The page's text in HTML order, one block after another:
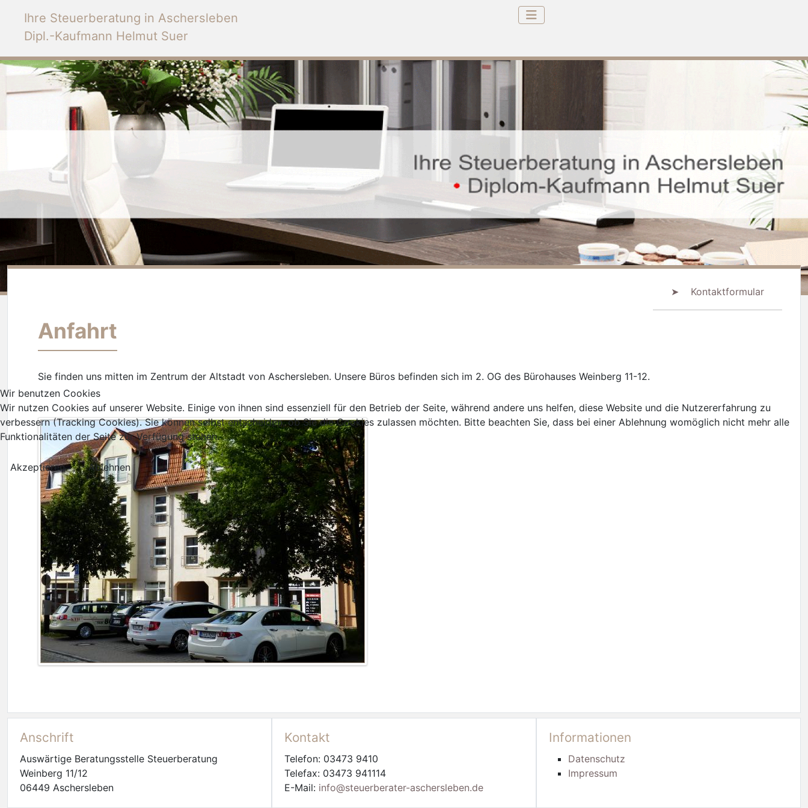
Ihre Steuerberatung in Aschersleben
Dipl.-Kaufmann Helmut Suer
➤ Kontaktformular
Anfahrt
Sie finden uns mitten im Zentrum der Altstadt von Aschersleben. Unsere Büros befinden sich im 2. OG des Bürohauses Weinberg 11-12.
Anschrift
Auswärtige Beratungsstelle Steuerberatung
Weinberg 11/12
06449 Aschersleben
Kontakt
Telefon: 03473 9410
Telefax: 03473 941114
E-Mail: info@steuerberater-aschersleben.de
Informationen
Datenschutz
Impressum
Wir benutzen Cookies
Wir nutzen Cookies auf unserer Website. Einige von ihnen sind essenziell für den Betrieb der Seite, während andere uns helfen, diese Website und die Nutzererfahrung zu
verbessern (Tracking Cookies). Sie können selbst entscheiden, ob Sie die Cookies zulassen möchten. Bitte beachten Sie, dass bei einer Ablehnung womöglich nicht mehr alle
Funktionalitäten der Seite zur Verfügung stehen.
Akzeptieren Ablehnen